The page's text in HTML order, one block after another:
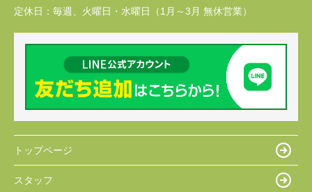
定休日： 毎週、火曜日・水曜日（1月～3月 無休営業）
トップページ
スタッフ